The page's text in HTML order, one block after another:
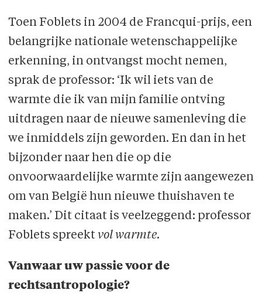
hebben ingezet voor de samenleving of
dat nog steeds doen. Deze week:
Marie-
Claire Foblets.
Toen Foblets in 2004 de Francqui-prijs, een
belangrijke nationale wetenschappelijke
erkenning, in ontvangst mocht nemen,
sprak de professor: ‘Ik wil iets van de
warmte die ik van mijn familie ontving
uitdragen naar de nieuwe samenleving die
we inmiddels zijn geworden. En dan in het
bijzonder naar hen die op die
onvoorwaardelijke warmte zijn aangewezen
om van België hun nieuwe thuishaven te
maken.’ Dit citaat is veelzeggend: professor
Foblets spreekt vol warmte.
Vanwaar uw passie voor de
rechtsantropologie?